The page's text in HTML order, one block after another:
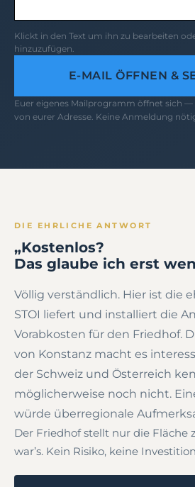
Klickt in den Text um ihn zu bearbeiten
hinzuzufügen.
E-MAIL ÖFFNEN &
Euer eigenes Mailprogramm öffnet sich
von eurer Adresse. Keine Anmeldung
DIE EHRLICHE ANTWORT
„Kostenlos?
Das glaube ich erst
Völlig verständlich. Hier ist die
STOI liefert und installiert die
Vorabkosten für den Friedhof.
von Konstanz macht es
der Schweiz und Österreich
möglicherweise noch nicht.
würde überregionale
Der Friedhof stellt nur die Fläche
war’s. Kein Risiko, keine